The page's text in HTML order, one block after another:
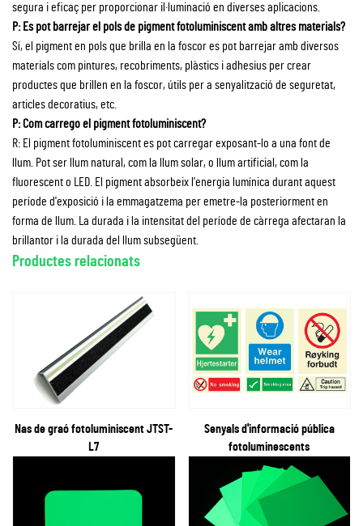
segura i eficaç per proporcionar il·luminació en diverses aplicacions.
P: Es pot barrejar el pols de pigment fotoluminiscent amb altres materials?
Sí, el pigment en pols que brilla en la foscor es pot barrejar amb diversos
materials com pintures, recobriments, plàstics i adhesius per crear
productes que brillen en la foscor, útils per a senyalització de seguretat,
articles decoratius, etc.
P: Com carrego el pigment fotoluminiscent?
R: El pigment fotoluminiscent es pot carregar exposant-lo a una font de
llum. Pot ser llum natural, com la llum solar, o llum artificial, com la
fluorescent o LED. El pigment absorbeix l'energia lumínica durant aquest
període d'exposició i la emmagatzema per emetre-la posteriorment en
forma de llum. La durada i la intensitat del període de càrrega afectaran la
brillantor i la durada del llum subsegüent.
Productes relacionats
Nas de graó fotoluminiscent JTST-
L7
Senyals d'informació pública
fotoluminescents